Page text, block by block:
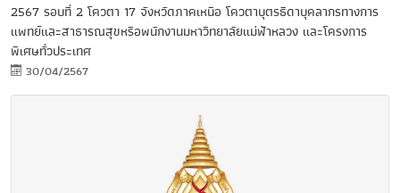
2567 รอบที่ 2 โควตา 17 จังหวัดภาคเหนือ โควตาบุตรธิดาบุคลากรทางการ
แพทย์และสาธารณสุขหรือพนักงานมหาวิทยาลัยแม่ฟ้าหลวง และโครงการ
พิเศษทั่วประเทศ
30/04/2567